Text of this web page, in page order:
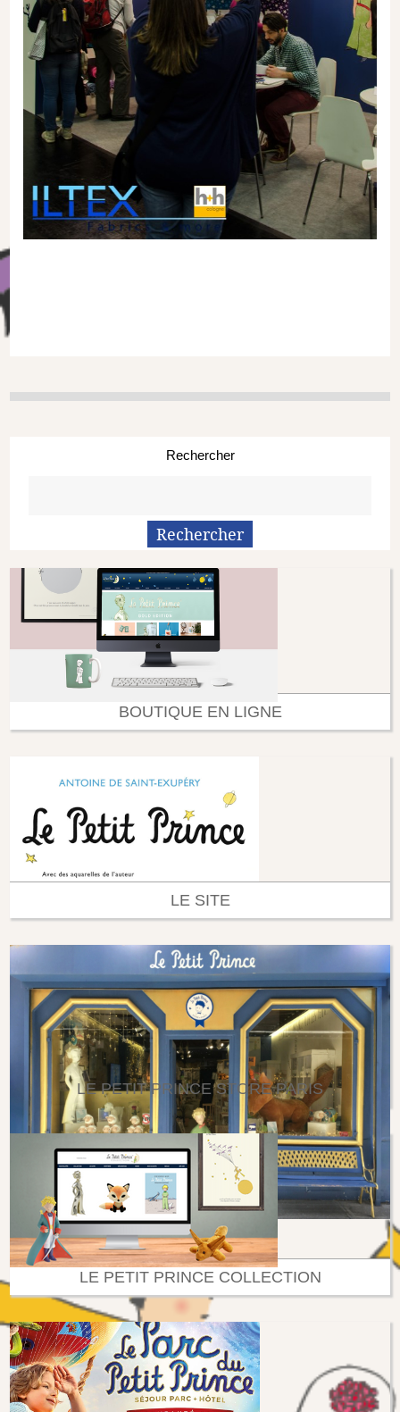
Rechercher
BOUTIQUE EN LIGNE
LE SITE
LE PETIT PRINCE STORE PARIS
LE PETIT PRINCE COLLECTION